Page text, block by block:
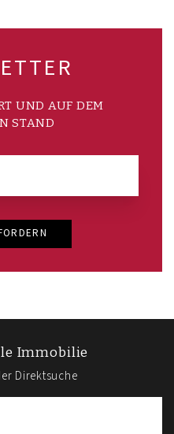
UND AUF DEM
STAND
Immobilie
Direktsuche